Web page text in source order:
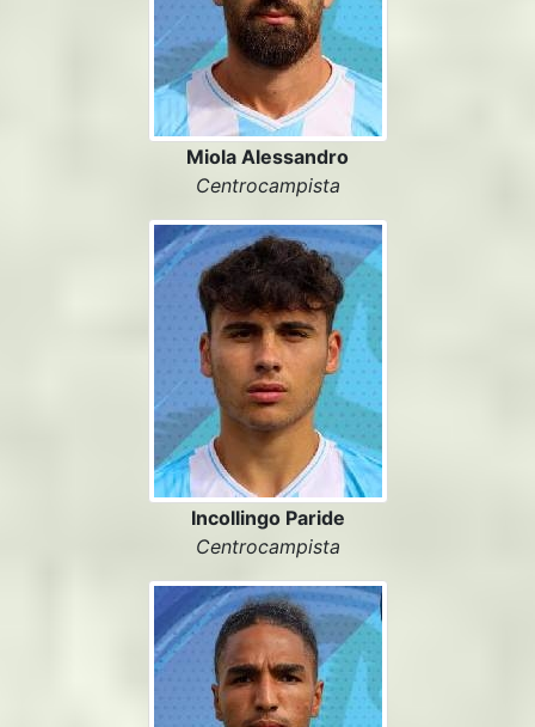
Miola Alessandro
Centrocampista
Incollingo Paride
Centrocampista